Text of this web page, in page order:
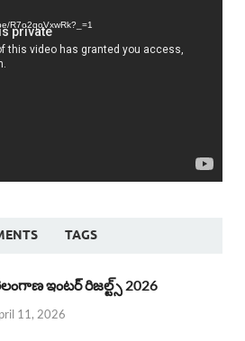
R7o2qoVxwRk?_=1
TAGS
ఇంటర్ రిజల్ట్స్ 2026
11, 2026